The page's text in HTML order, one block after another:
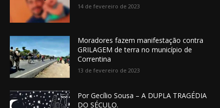
14 de fevereiro de 2023
Moradores fazem manifestação contra
GRILAGEM de terra no município de
Correntina
13 de fevereiro de 2023
Por Gecílio Sousa – A DUPLA TRAGÉDIA
DO SÉCULO.